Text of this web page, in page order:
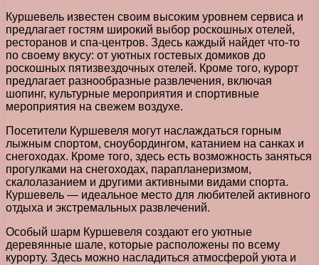
Куршевель известен своим высоким уровнем сервиса и
предлагает гостям широкий выбор роскошных отелей,
ресторанов и спа-центров. Здесь каждый найдет что-то
по своему вкусу: от уютных гостевых домиков до
роскошных пятизвездочных отелей. Кроме того, курорт
предлагает разнообразные развлечения, включая
шопинг, культурные мероприятия и спортивные
мероприятия на свежем воздухе.
Посетители Куршевеля могут наслаждаться горным
лыжным спортом, сноубордингом, катанием на санках и
снегоходах. Кроме того, здесь есть возможность заняться
прогулками на снегоходах, парапланеризмом,
скалолазанием и другими активными видами спорта.
Куршевель — идеальное место для любителей активного
отдыха и экстремальных развлечений.
Особый шарм Куршевеля создают его уютные
деревянные шале, которые расположены по всему
курорту. Здесь можно насладиться атмосферой уюта и